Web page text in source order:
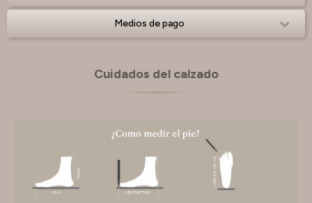
Medios de pago
Cuidados del calzado